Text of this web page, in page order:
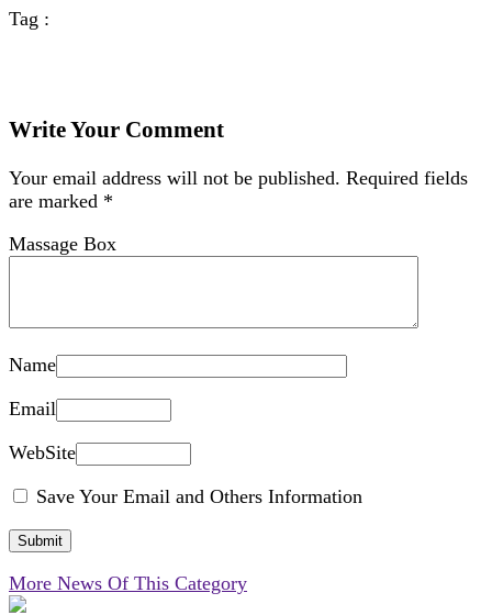
Tag :
Write Your Comment
Your email address will not be published. Required fields
are marked *
Massage Box
Name
Email
WebSite
Save Your Email and Others Information
More News Of This Category